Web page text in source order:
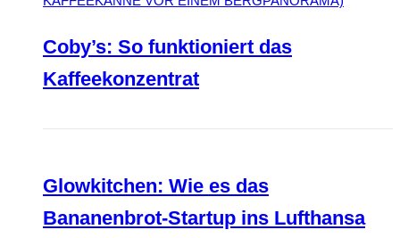
Coby’s: So funktioniert das
Kaffeekonzentrat
Glowkitchen: Wie es das
Bananenbrot-Startup ins Lufthansa